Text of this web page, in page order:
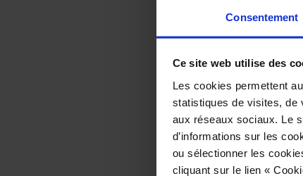
Consentement
Ce site web utilise des
Les cookies permettent
statistiques de visites, de
aux réseaux sociaux. Le
d’informations sur les
ou sélectionner les
cliquant sur le lien «
Tous sur